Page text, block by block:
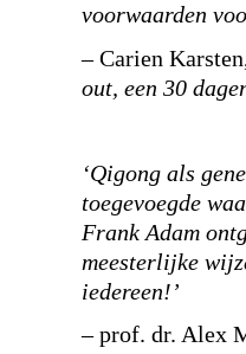
voorwaarden
– Carien
out, een 30
‘Qigong als
toegevoegde
Frank Adam
meesterlijke
iedereen!’
– prof. dr. Alex